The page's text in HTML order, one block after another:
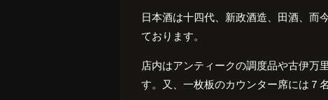
日本酒は十四代、新政酒造、田酒、而
ております。
店内はアンティークの調度品や古伊万
す。又、一枚板のカウンター席には７